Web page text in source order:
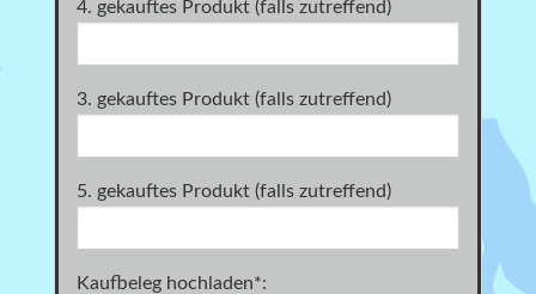
4. gekauftes Produkt (falls zutreffend)
3. gekauftes Produkt (falls zutreffend)
5. gekauftes Produkt (falls zutreffend)
Kaufbeleg hochladen*: